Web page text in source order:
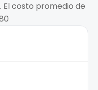
costo promedio de